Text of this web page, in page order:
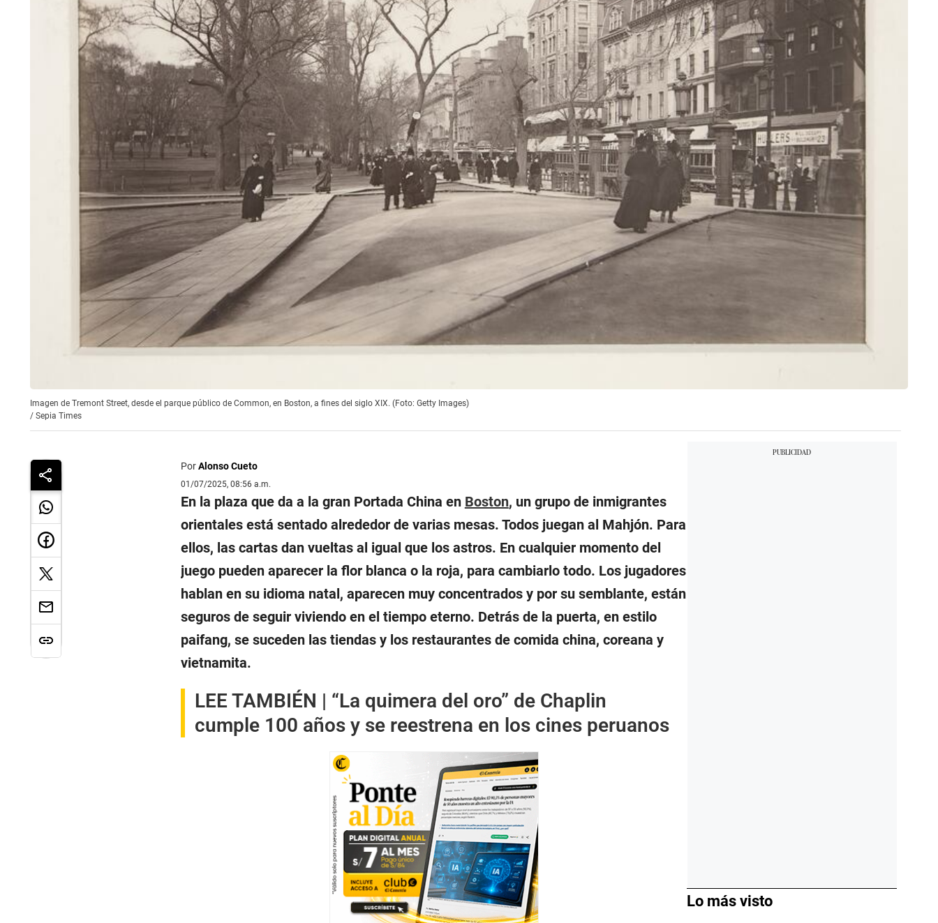
Imagen de Tremont Street, desde el parque público de Common, en Boston, a fines del siglo XIX. (Foto: Getty Images)
/ Sepia Times
PorAlonso Cueto
01/07/2025, 08:56 a.m.
En la plaza que da a la gran Portada China en Boston, un grupo de inmigrantes
orientales está sentado alrededor de varias mesas. Todos juegan al Mahjón. Para
ellos, las cartas dan vueltas al igual que los astros. En cualquier momento del
juego pueden aparecer la flor blanca o la roja, para cambiarlo todo. Los jugadores
hablan en su idioma natal, aparecen muy concentrados y por su semblante, están
seguros de seguir viviendo en el tiempo eterno. Detrás de la puerta, en estilo
paifang, se suceden las tiendas y los restaurantes de comida china, coreana y
vietnamita.
LEE TAMBIÉN | “La quimera del oro” de Chaplin
cumple 100 años y se reestrena en los cines peruanos
Lo más visto